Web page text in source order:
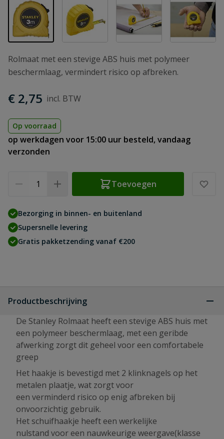
View larger imageView larger imageView larger image
View
Rolmaat met een stevige ABS huis met polymeer
beschermlaag, vermindert risico op afbreken.
€ 2,75
Op voorraad
op werkdagen voor 15:00 uur besteld, vandaag
verzonden
Toevoegen
Bezorging in binnen- en buitenland
Supersnelle levering
Gratis pakketzending vanaf €200
Productbeschrijving
De Stanley Rolmaat heeft een stevige ABS huis met
een polymeer beschermlaag, met een geribde
afwerking zorgt dit geheel voor een comfortabele
greep
Het haakje is bevestigd met 2 klinknagels op het
metalen plaatje, wat zorgt voor
een verminderd risico op enig afbreken bij
onvoorzichtig gebruik.
Het schuifhaakje heeft een werkelijke
nulstand voor een nauwkeurige weergave(klasse